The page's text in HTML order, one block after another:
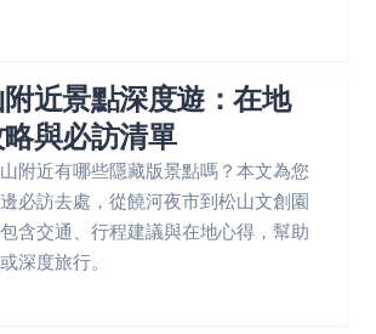
近景點深度遊：在地
與必訪清單
附近有哪些隱藏版景點嗎？本文為您
必訪去處，從饒河夜市到松山文創園
含交通、行程建議與在地心得，幫助
深度旅行。